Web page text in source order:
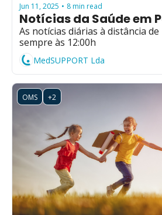
Jun 11, 2025 • 8 min read
Notícias da Saúde em
As notícias diárias à distância de
sempre às 12:00h
MedSUPPORT Lda
OMS +2